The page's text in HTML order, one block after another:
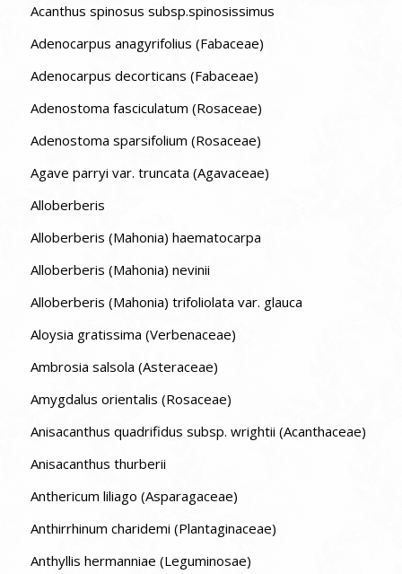
Acanthus spinosus subsp.spinosissimus
Adenocarpus anagyrifolius (Fabaceae)
Adenocarpus decorticans (Fabaceae)
Adenostoma fasciculatum (Rosaceae)
Adenostoma sparsifolium (Rosaceae)
Agave parryi var. truncata (Agavaceae)
Alloberberis
Alloberberis (Mahonia) haematocarpa
Alloberberis (Mahonia) nevinii
Alloberberis (Mahonia) trifoliolata var. glauca
Aloysia gratissima (Verbenaceae)
Ambrosia salsola (Asteraceae)
Amygdalus orientalis (Rosaceae)
Anisacanthus quadrifidus subsp. wrightii (Acanthaceae)
Anisacanthus thurberii
Anthericum liliago (Asparagaceae)
Anthirrhinum charidemi (Plantaginaceae)
Anthyllis hermanniae (Leguminosae)